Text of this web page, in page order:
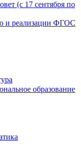
(с 17 сентября по
и реализации ФГОС
образование